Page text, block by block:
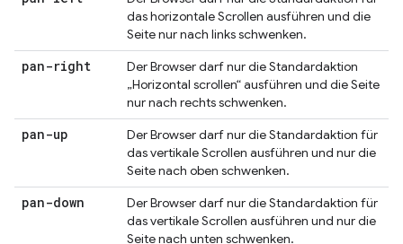
das horizontale Scrollen ausführen und die
Seite nur nach links schwenken.
pan-right
Der Browser darf nur die Standardaktion
„Horizontal scrollen“ ausführen und die Seite
nur nach rechts schwenken.
pan-up
Der Browser darf nur die Standardaktion für
das vertikale Scrollen ausführen und nur die
Seite nach oben schwenken.
pan-down
Der Browser darf nur die Standardaktion für
das vertikale Scrollen ausführen und nur die
Seite nach unten schwenken.